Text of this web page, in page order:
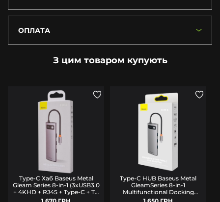
ОПЛАТА
З цим товаром купують
Type-C Хаб Baseus Metal
Gleam Series 8-in-1 (3xUSB3.0
+ 4KHD + RJ45 + Type-C + TF
+ SD)
Type-C HUB Baseus Metal
GleamSeries 8-in-1
Multifunctional Docking
Station Gray WKWG050013